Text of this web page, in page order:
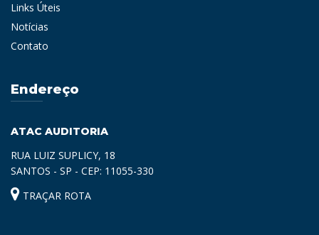
Links Úteis
Notícias
Contato
Endereço
ATAC AUDITORIA
RUA LUIZ SUPLICY, 18
SANTOS - SP - CEP: 11055-330
TRAÇAR ROTA